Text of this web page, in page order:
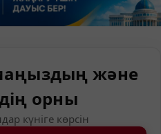
және
орны
күніге көрсін